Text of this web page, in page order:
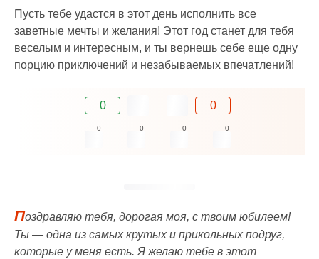
Пусть тебе удастся в этот день исполнить все
заветные мечты и желания! Этот год станет для тебя
веселым и интересным, и ты вернешь себе еще одну
порцию приключений и незабываемых впечатлений!
0 0
0 0 0 0
Поздравляю тебя, дорогая моя, с твоим юбилеем!
Ты — одна из самых крутых и прикольных подруг,
которые у меня есть. Я желаю тебе в этот